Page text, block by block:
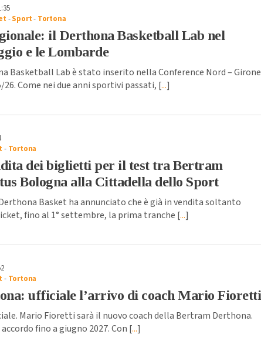
-Sport- Tortona
il Derthona Basketball Lab nel
e le Lombarde
Basketball Lab è stato inserito nella Conference Nord – Girone
Come nei due anni sportivi passati, [...]
- Tortona
dei biglietti per il test tra Bertram
Bologna alla Cittadella dello Sport
Basket ha annunciato che è già in vendita soltanto
fino al 1° settembre, la prima tranche [...]
- Tortona
ufficiale l’arrivo di coach Mario Fioretti
Mario Fioretti sarà il nuovo coach della Bertram Derthona.
fino a giugno 2027. Con [...]